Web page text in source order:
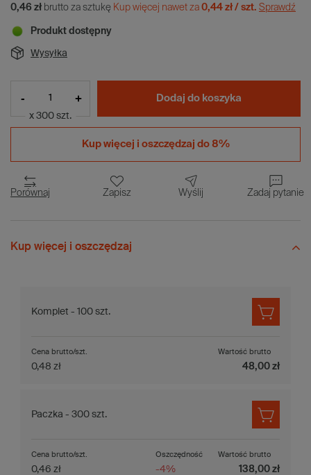
0,46 zł brutto za sztukę Kup więcej nawet za 0,44 zł / szt. Sprawdź
Produkt dostępny
Wysyłka
- +
x 300 szt.
Dodaj do koszyka
Kup więcej i oszczędzaj do 8%
Porównaj Zapisz Wyślij Zadaj pytanie
Kup więcej i oszczędzaj
Komplet - 100 szt.
Cena brutto/szt.
0,48 zł
Wartość brutto
48,00 zł
Paczka - 300 szt.
Oszczędność
-4%
Cena brutto/szt.
0,46 zł
Wartość brutto
138,00 zł